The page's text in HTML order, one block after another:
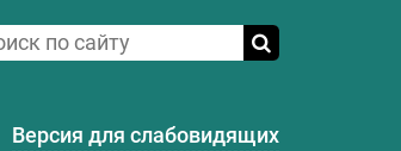
Версия для слабовидящих